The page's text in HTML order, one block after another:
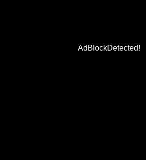
AdBlockDetected!